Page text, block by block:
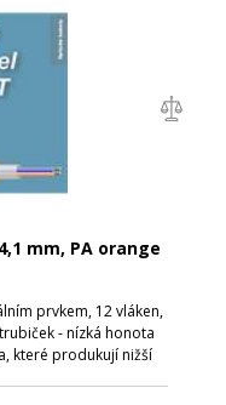
mm, PA orange
prvkem, 12 vláken,
- nízká honota
které produkují nižší